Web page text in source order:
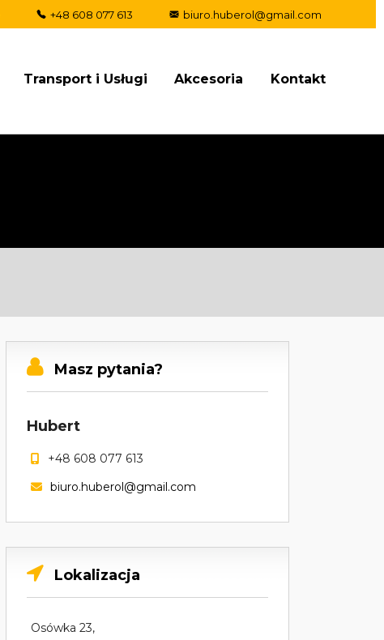
+48 608 077 613 biuro.huberol@gmail.com
Transport i Usługi Akcesoria Kontakt
Masz pytania?
Hubert
+48 608 077 613
biuro.huberol@gmail.com
Lokalizacja
Osówka 23,